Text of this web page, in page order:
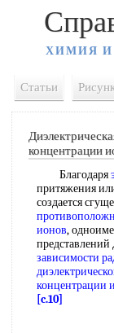
ХИМИЯ И
Статьи
концентрации
Благодаря
притяжения
создается
ионов,
зависимости
концентрации
[c.10]